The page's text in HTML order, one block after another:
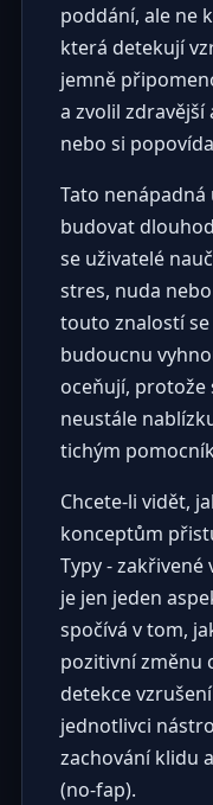
poddání, ale ne
která detekují
jemně
a zvolil
nebo si
Tato
budovat
se uživatelé
stres, nuda
touto znalostí
budoucnu
oceňují,
neustále
tichým
Chcete-li vidět,
konceptům
Typy - zakřivené
je jen jeden
spočívá v tom,
pozitivní změnu
detekce
jednotlivci
zachování klidu
(no-fap).